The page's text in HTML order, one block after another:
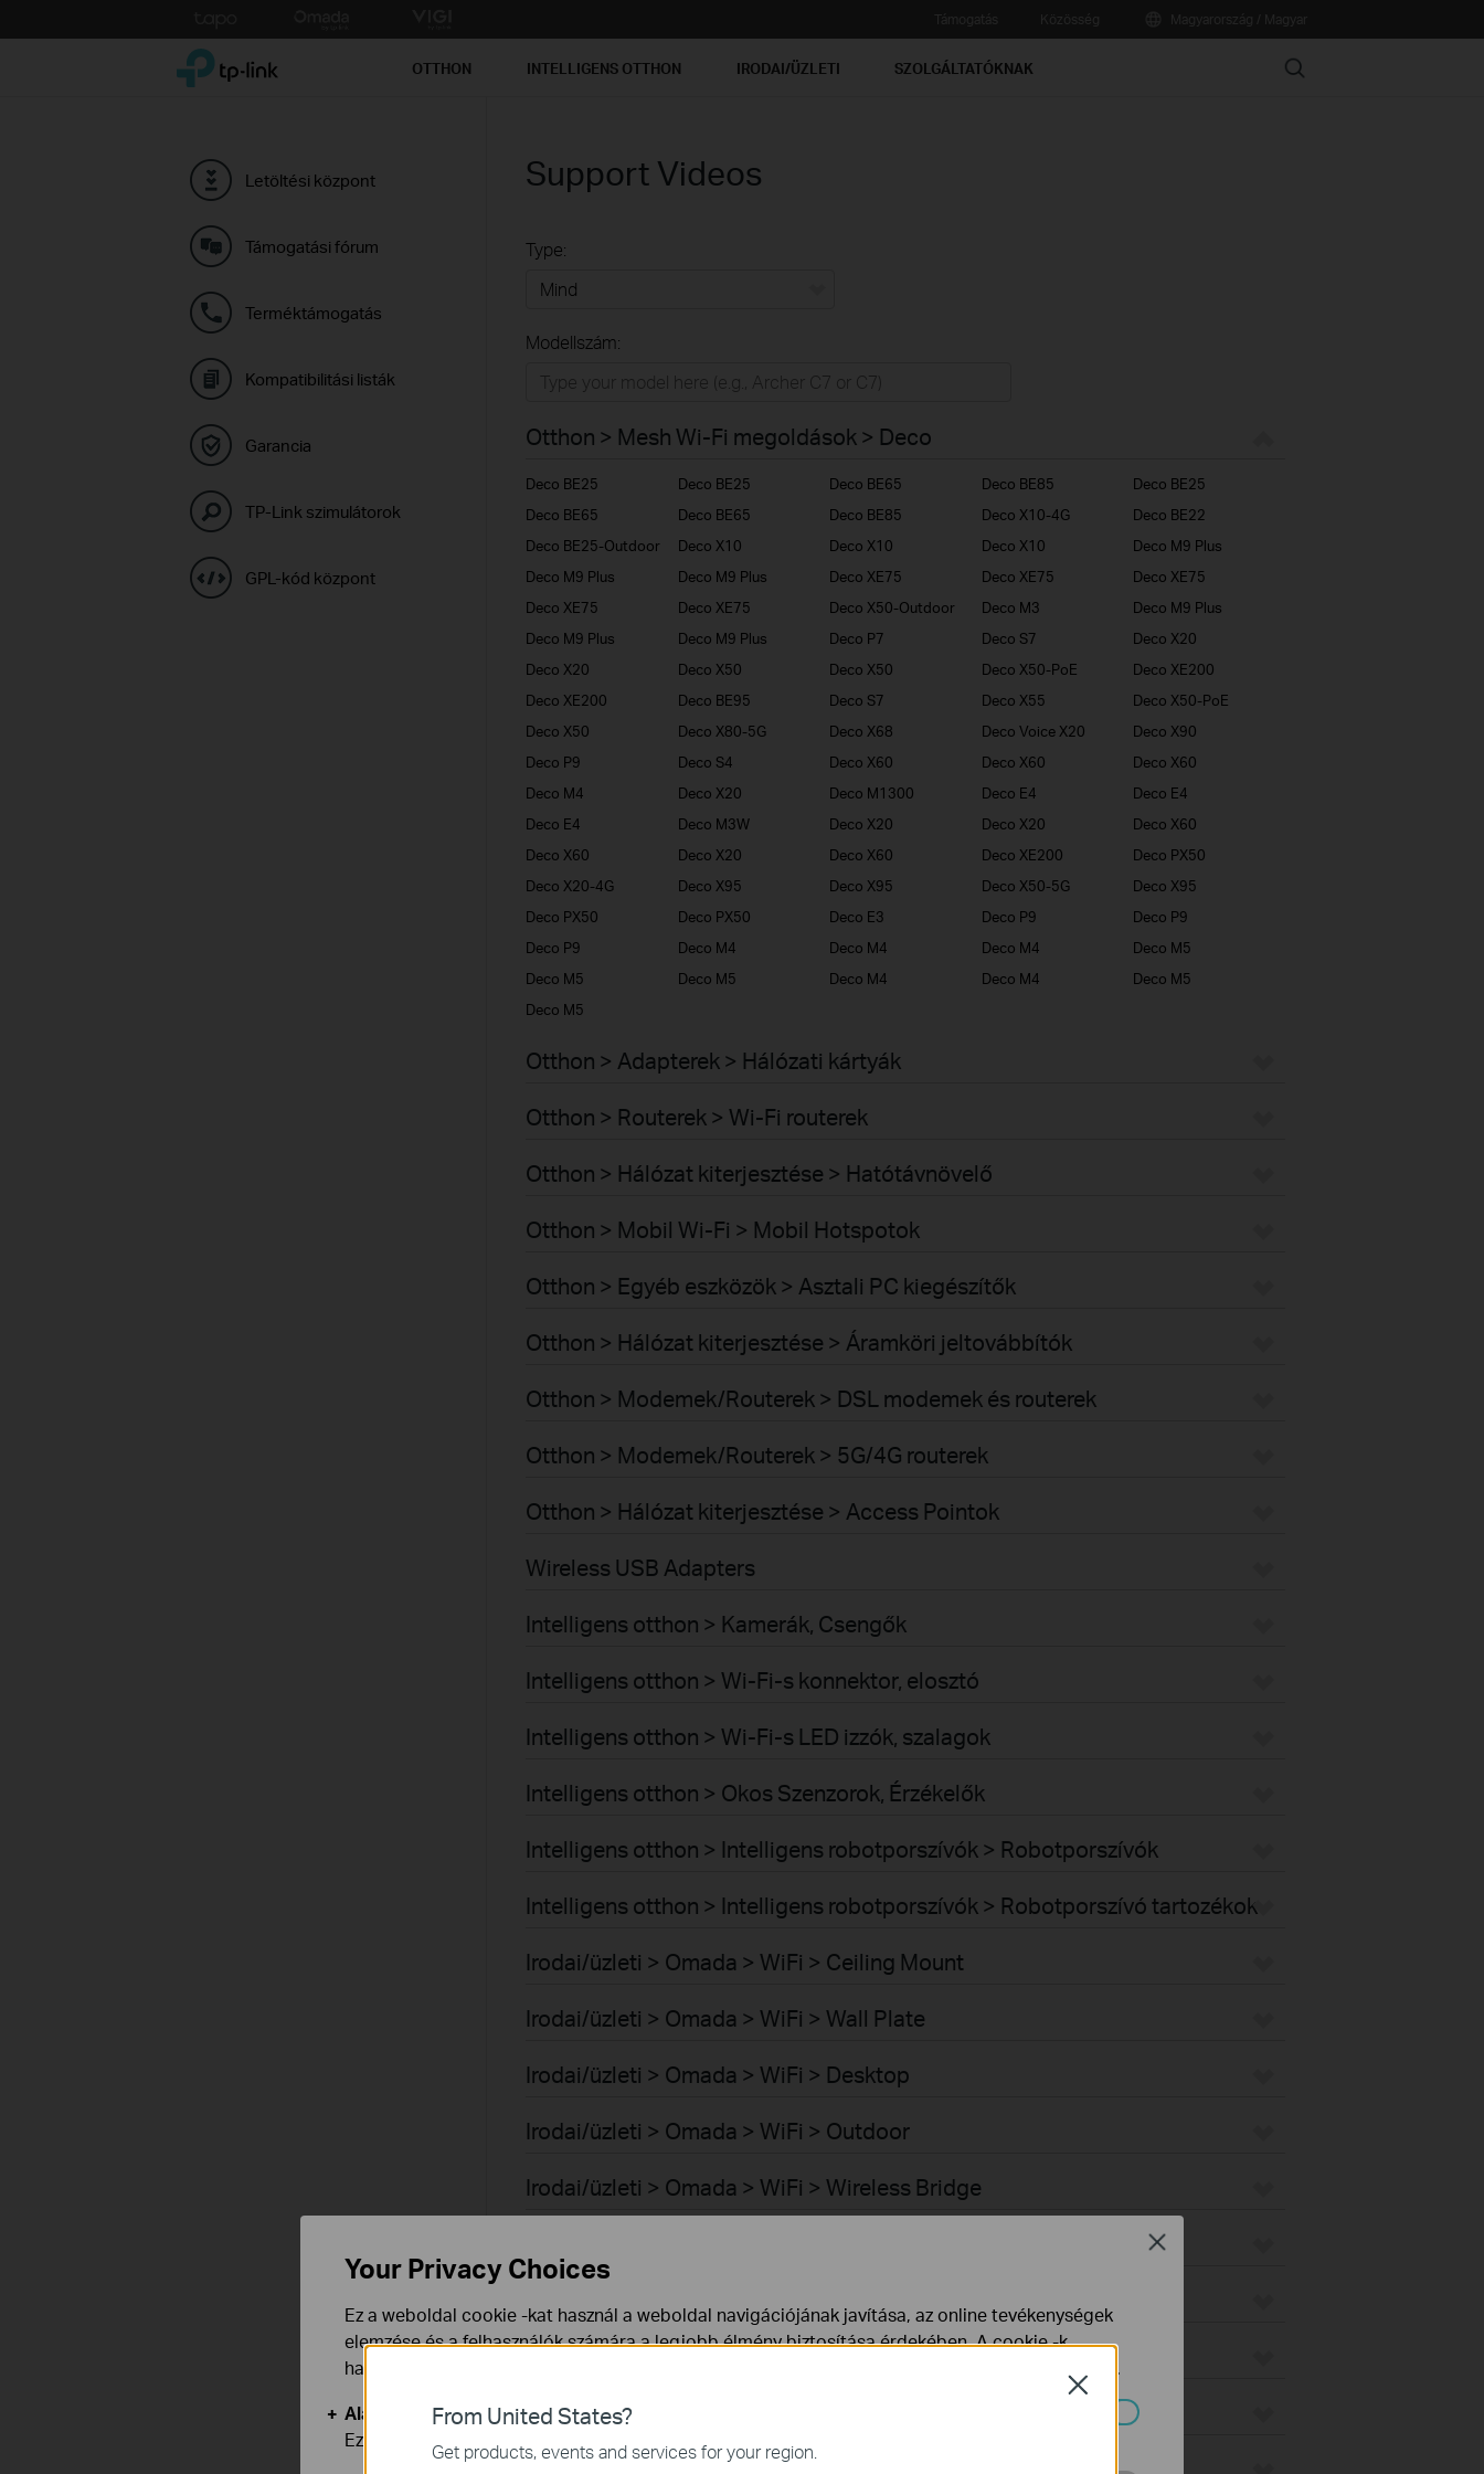
to
TP-Link, Reliably Smart OTTHON INTELLIGENS OTTHON IRODAI/ÜZLETI SZOLGÁLTATÓKNAK Search
Letöltési központ
Támogatási fórum
Terméktámogatás
Kompatibilitási listák
Garancia
TP-Link szimulátorok
GPL-kód központ
Support Videos
Type:
Irodai/üzleti
Szolgáltatóknak
Modellszám:
Otthon > Mesh Wi-Fi megoldások > Deco
Deco BE25 Deco BE25 Deco BE65 Deco BE85
Deco BE25
Deco BE65
Deco BE65 Deco BE85 Deco X10-4G
Deco BE22
Deco BE25-Outdoor
Deco X10 Deco X10 Deco X10
Deco M9 Plus
Deco M9 Plus
Deco M9 Plus Deco XE75 Deco XE75
Deco XE75
Deco XE75
Deco XE75 Deco X50-Outdoor Deco M3
Deco M9 Plus
Deco M9 Plus
Deco M9 Plus Deco P7 Deco S7
Deco X20
Deco X20
Deco X50 Deco X50 Deco X50-PoE
Deco XE200
Deco XE200
Deco BE95 Deco S7 Deco X55
Deco X50-PoE
Deco X50
Deco X80-5G Deco X68 Deco Voice X20
Deco X90
Deco P9
Deco S4 Deco X60 Deco X60
Deco X60
Deco M4
Deco X20 Deco M1300 Deco E4
Deco E4
Deco E4
Deco M3W Deco X20 Deco X20
Deco X60
Deco X60
Deco X20 Deco X60 Deco XE200
Deco PX50
Deco X20-4G
Deco X95 Deco X95 Deco X50-5G
Deco X95
Deco PX50
Deco PX50 Deco E3 Deco P9
Deco P9
Deco P9
Deco M4 Deco M4 Deco M4
Deco M5
Deco M5
Deco M5 Deco M4 Deco M4
Deco M5
Deco M5
Otthon > Adapterek > Hálózati kártyák
Otthon > Routerek > Wi-Fi routerek
Otthon > Hálózat kiterjesztése > Hatótávnövelő
Otthon > Mobil Wi-Fi > Mobil Hotspotok
Otthon > Egyéb eszközök > Asztali PC kiegészítők
Otthon > Hálózat kiterjesztése > Áramköri jeltovábbítók
Otthon > Modemek/Routerek > DSL modemek és routerek
Otthon > Modemek/Routerek > 5G/4G routerek
Otthon > Hálózat kiterjesztése > Access Pointok
Wireless USB Adapters
Intelligens otthon > Kamerák, Csengők
Intelligens otthon > Wi-Fi-s konnektor, elosztó
Intelligens otthon > Wi-Fi-s LED izzók, szalagok
Intelligens otthon > Okos Szenzorok, Érzékelők
Intelligens otthon > Intelligens robotporszívók > Robotporszívók
Intelligens otthon > Intelligens robotporszívók > Robotporszívó tartozékok
Irodai/üzleti > Omada > WiFi > Ceiling Mount
Irodai/üzleti > Omada > WiFi > Wall Plate
Irodai/üzleti > Omada > WiFi > Desktop
Irodai/üzleti > Omada > WiFi > Outdoor
Irodai/üzleti > Omada > WiFi > Wireless Bridge
Irodai/üzleti > Omada > Switch-ek > Campus
Irodai/üzleti > Omada > Switch-ek > Access Pro
Irodai/üzleti > Omada > Switch-ek > Access Plus
From United States?
Get products, events and services for your region.
Close
Your Privacy Choices
Ez a weboldal cookie -kat használ a weboldal navigációjának javítása, az online tevékenységek
elemzése és a felhasználók számára a legjobb élmény biztosítása érdekében. A cookie -k
használata ellen bármikor tiltakozhat. További információt az
talál.
Alap Cookie-k
Ezek a cookie -k a webhely működéséhez szükségesek, és nem tilthatók le a rendszereiben.
Close